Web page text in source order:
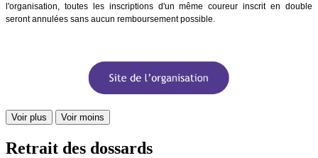
l'organisation, toutes les inscriptions d'un même coureur inscrit en double
seront annulées sans aucun remboursement possible.
Voir plus Voir moins
Retrait des dossards